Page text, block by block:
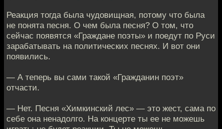
Реакция тогда была чудовищная, потому что была
не понята песня. О чем была песня? О том, что
сейчас появятся «Граждане поэты» и поедут по Руси
зарабатывать на политических песнях. И вот они
появились.
— А теперь вы сами такой «Гражданин поэт»
отчасти.
— Нет. Песня «Химкинский лес» — это жест, сама по
себе она ненадолго. На концерте ты ее не можешь